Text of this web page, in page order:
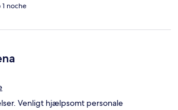
noche
Venligt hjælpsomt personale